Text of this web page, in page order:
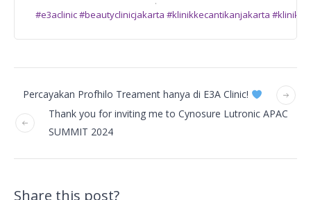
#e3aclinic#beautyclinicjakarta #klinikkecantikanjakarta
Percayakan Profhilo Treament hanya di E3A Clinic!
Thank you for inviting me to Cynosure Lutronic APAC
SUMMIT 2024
Share this post?